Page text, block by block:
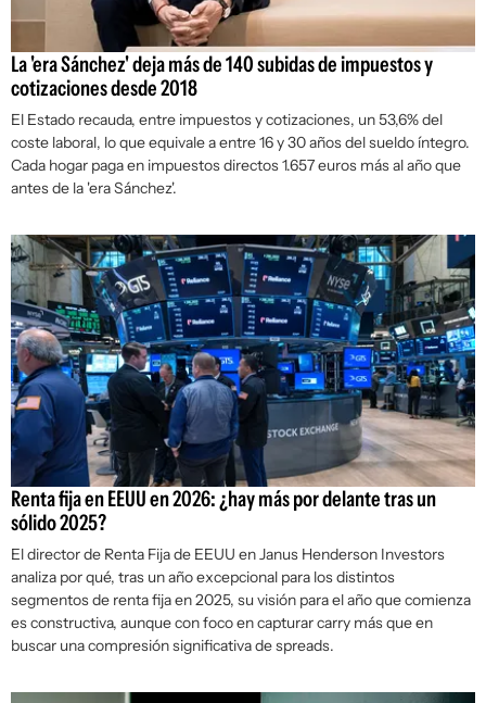
La 'era Sánchez' deja más de 140 subidas de impuestos y
cotizaciones desde 2018
El Estado recauda, entre impuestos y cotizaciones, un 53,6% del
coste laboral, lo que equivale a entre 16 y 30 años del sueldo íntegro.
Cada hogar paga en impuestos directos 1.657 euros más al año que
antes de la 'era Sánchez'.
Renta fija en EEUU en 2026: ¿hay más por delante tras un
sólido 2025?
El director de Renta Fija de EEUU en Janus Henderson Investors
analiza por qué, tras un año excepcional para los distintos
segmentos de renta fija en 2025, su visión para el año que comienza
es constructiva, aunque con foco en capturarcarry más que en
buscar una compresión significativa despreads.